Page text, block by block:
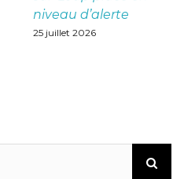
niveau d’alerte
25 juillet 2026